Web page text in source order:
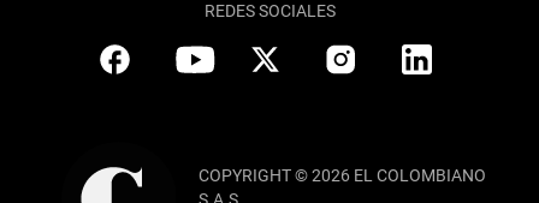
REDES SOCIALES
COPYRIGHT © 2026 EL COLOMBIANO